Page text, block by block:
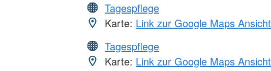
Tagespflege
Karte: Link zur Google Maps Ansicht
Tagespflege
Karte: Link zur Google Maps Ansicht